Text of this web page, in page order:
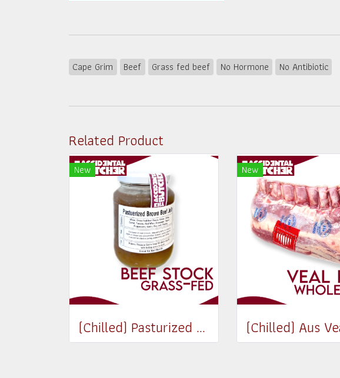
Cape Grim Beef Grass fed beef No Hormone No Antibiotic
Related Product
New
(Chilled) Pasturized Beef Stock (300ml) (Jar)
New